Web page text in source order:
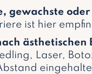
gewachste
ist hier
ästhetischen
Laser,